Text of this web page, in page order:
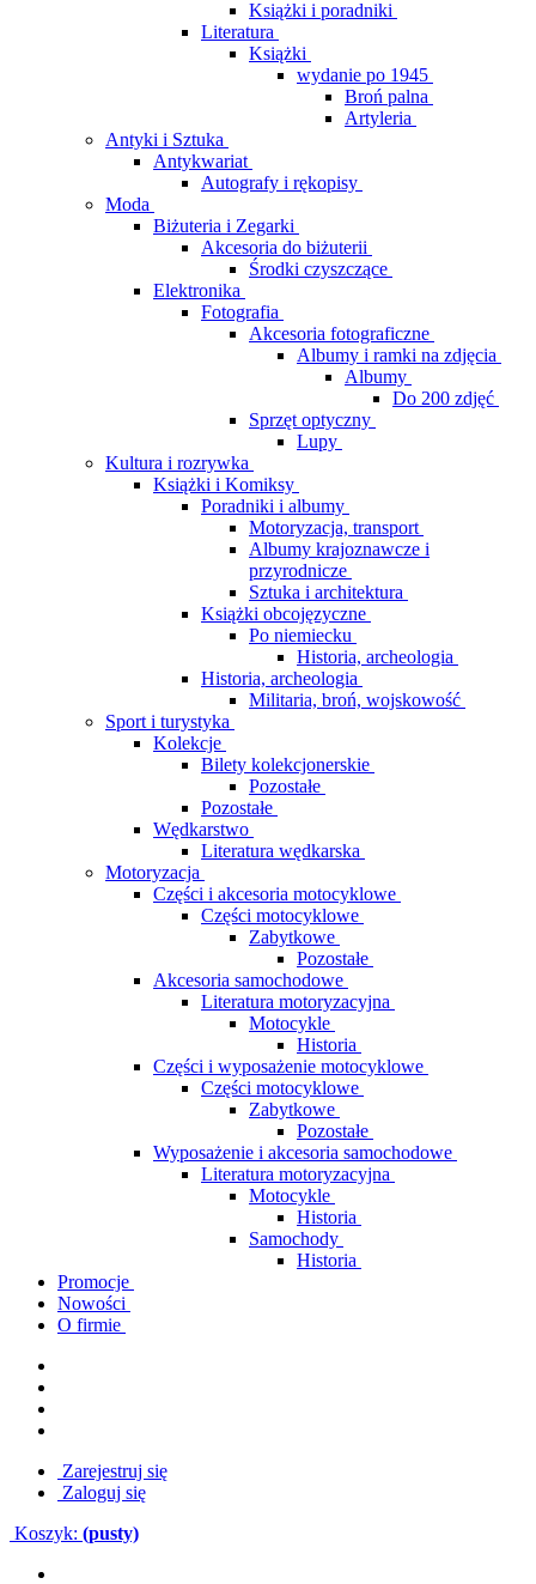
Książki i poradniki
Literatura
Książki
wydanie po 1945
Broń palna
Artyleria
Antyki i Sztuka
Antykwariat
Autografy i rękopisy
Moda
Biżuteria i Zegarki
Akcesoria do biżuterii
Środki czyszczące
Elektronika
Fotografia
Akcesoria fotograficzne
Albumy i ramki na zdjęcia
Albumy
Do 200 zdjęć
Sprzęt optyczny
Lupy
Kultura i rozrywka
Książki i Komiksy
Poradniki i albumy
Motoryzacja, transport
Albumy krajoznawcze i
przyrodnicze
Sztuka i architektura
Książki obcojęzyczne
Po niemiecku
Historia, archeologia
Historia, archeologia
Militaria, broń, wojskowość
Sport i turystyka
Kolekcje
Bilety kolekcjonerskie
Pozostałe
Pozostałe
Wędkarstwo
Literatura wędkarska
Motoryzacja
Części i akcesoria motocyklowe
Części motocyklowe
Zabytkowe
Pozostałe
Akcesoria samochodowe
Literatura motoryzacyjna
Motocykle
Historia
Części i wyposażenie motocyklowe
Części motocyklowe
Zabytkowe
Pozostałe
Wyposażenie i akcesoria samochodowe
Literatura motoryzacyjna
Motocykle
Historia
Samochody
Historia
Promocje
Nowości
O firmie
Zarejestruj się
Zaloguj się
Koszyk: (pusty)